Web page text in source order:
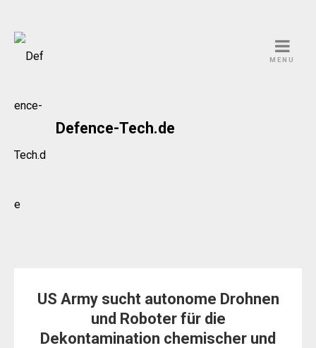
Skip
Defence-Tech.de
MENU
US Army sucht autonome Drohnen
und Roboter für die
Dekontamination chemischer und